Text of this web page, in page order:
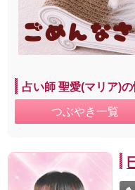
占い師 聖愛(マリア)
つぶやき一覧